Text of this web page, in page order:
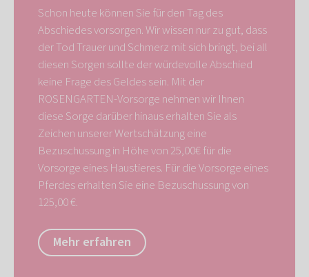
Schon heute können Sie für den Tag des
Abschiedes vorsorgen. Wir wissen nur zu gut, dass
der Tod Trauer und Schmerz mit sich bringt, bei all
diesen Sorgen sollte der würdevolle Abschied
keine Frage des Geldes sein. Mit der
ROSENGARTEN-Vorsorge nehmen wir Ihnen
diese Sorge darüber hinaus erhalten Sie als
Zeichen unserer Wertschätzung eine
Bezuschussung in Höhe von 25,00€ für die
Vorsorge eines Haustieres. Für die Vorsorge eines
Pferdes erhalten Sie eine Bezuschussung von
125,00 €.
Mehr erfahren